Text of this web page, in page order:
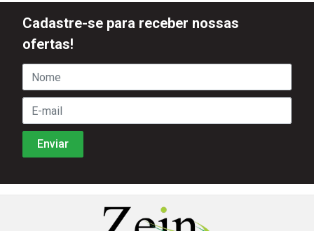
Cadastre-se para receber nossas
ofertas!